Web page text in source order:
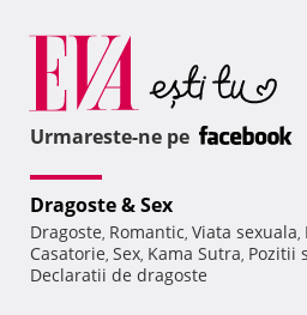
Urmareste-ne pe
Dragoste & Sex
Dragoste, Romantic, Viata sexuala,
Casatorie, Sex, Kama Sutra, Pozitii
Declaratii de dragoste